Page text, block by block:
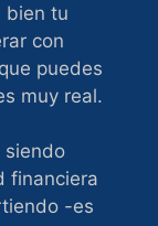
bien tu
con
puedes
muy real.
siendo
financiera
-es